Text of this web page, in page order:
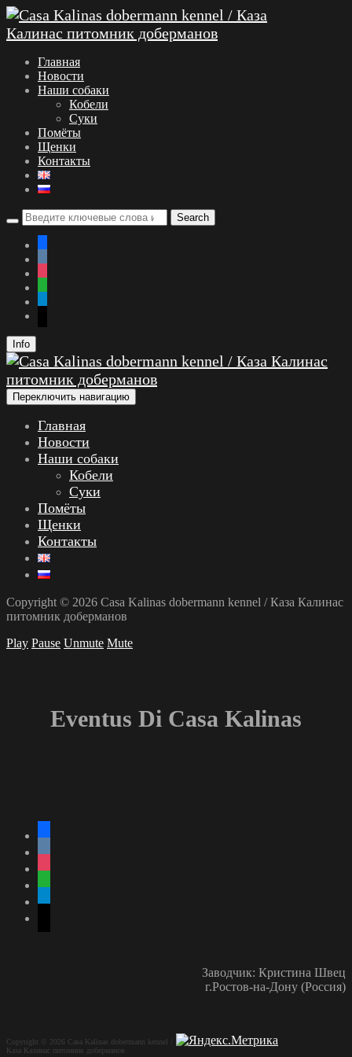
Главная
Новости
Наши собаки
Кобели
Суки
Помёты
Щенки
Контакты
Info
Переключить навигацию
Главная
Новости
Наши собаки
Кобели
Суки
Помёты
Щенки
Контакты
Copyright © 2026 Casa Kalinas dobermann kennel / Каза Калинас
питомник доберманов
Play Pause Unmute Mute
Eventus Di Casa Kalinas
Заводчик: Кристина Швец
г.Ростов-на-Дону (Россия)
Copyright © 2026 Casa Kalinas dobermann kennel /
Каза Калинас питомник доберманов